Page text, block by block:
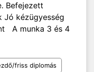
Befejezett
Jó kézügyesség
A munka 3 és 4
friss diplomás